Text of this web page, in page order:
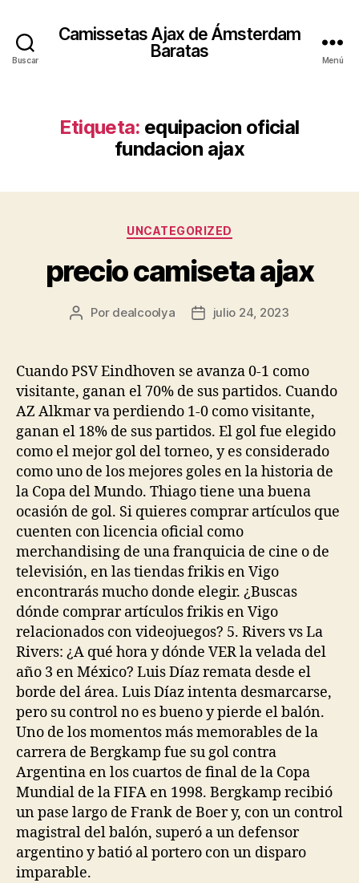
Buscar
Camissetas Ajax de Ámsterdam
Baratas
Menú
Etiqueta: equipacion oficial
fundacion ajax
Categorías
UNCATEGORIZED
precio camiseta ajax
Autor
entrada
Por dealcoolya
Fecha
entrada
julio 24, 2023
Cuando PSV Eindhoven se avanza 0-1 como
visitante, ganan el 70% de sus partidos. Cuando
AZ Alkmar va perdiendo 1-0 como visitante,
ganan el 18% de sus partidos. El gol fue elegido
como el mejor gol del torneo, y es considerado
como uno de los mejores goles en la historia de
la Copa del Mundo. Thiago tiene una buena
ocasión de gol. Si quieres comprar artículos que
cuenten con licencia oficial como
merchandising de una franquicia de cine o de
televisión, en las tiendas frikis en Vigo
encontrarás mucho donde elegir. ¿Buscas
dónde comprar artículos frikis en Vigo
relacionados con videojuegos? 5. Rivers vs La
Rivers: ¿A qué hora y dónde VER la velada del
año 3 en México? Luis Díaz remata desde el
borde del área. Luis Díaz intenta desmarcarse,
pero su control no es bueno y pierde el balón.
Uno de los momentos más memorables de la
carrera de Bergkamp fue su gol contra
Argentina en los cuartos de final de la Copa
Mundial de la FIFA en 1998. Bergkamp recibió
un pase largo de Frank de Boer y, con un control
magistral del balón, superó a un defensor
argentino y batió al portero con un disparo
imparable.